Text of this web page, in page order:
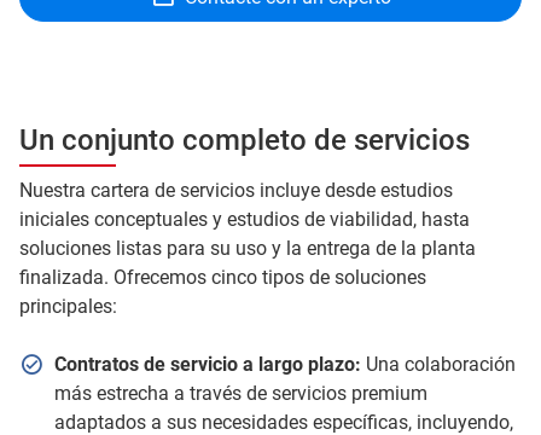
Un conjunto completo de servicios
Nuestra cartera de servicios incluye desde estudios
iniciales conceptuales y estudios de viabilidad, hasta
soluciones listas para su uso y la entrega de la planta
finalizada. Ofrecemos cinco tipos de soluciones
principales:
Contratos de servicio a largo plazo: Una colaboración
más estrecha a través de servicios premium
adaptados a sus necesidades específicas, incluyendo,